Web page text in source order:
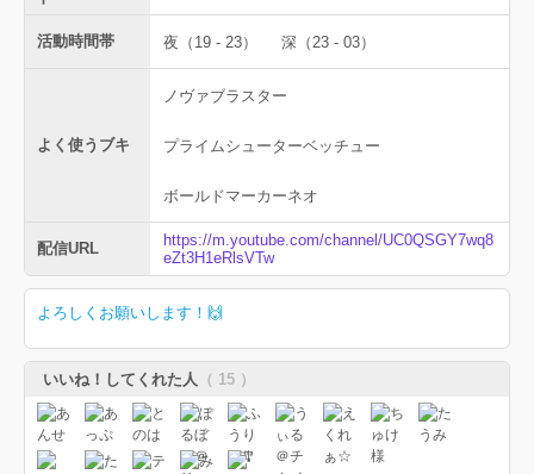
活動時間帯 夜（19 - 23） 深（23 - 03）
よく使うブキ
ノヴァブラスター
プライムシューターベッチュー
ボールドマーカーネオ
配信URL
https://m.youtube.com/channel/UC0QSGY7wq8
eZt3H1eRlsVTw
よろしくお願いします！🙌
いいね！してくれた人 （ 15 ）